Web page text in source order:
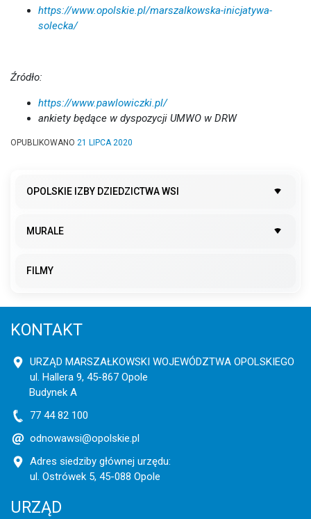
https://www.opolskie.pl/marszalkowska-inicjatywa-
solecka/
Źródło:
https://www.pawlowiczki.pl/
ankiety będące w dyspozycji UMWO w DRW
OPUBLIKOWANO 21 LIPCA 2020
OPOLSKIE IZBY DZIEDZICTWA WSI
MURALE
FILMY
KONTAKT
URZĄD MARSZAŁKOWSKI WOJEWÓDZTWA OPOLSKIEGO
ul. Hallera 9, 45-867 Opole
Budynek A
77 44 82 100
odnowawsi@opolskie.pl
Adres siedziby głównej urzędu:
ul. Ostrówek 5, 45-088 Opole
URZĄD